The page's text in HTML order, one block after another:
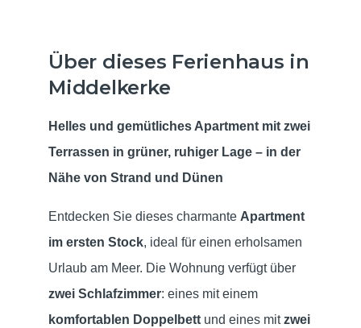
Über dieses Ferienhaus in
Middelkerke
Helles und gemütliches Apartment mit zwei
Terrassen in grüner, ruhiger Lage – in der
Nähe von Strand und Dünen
Entdecken Sie dieses charmante Apartment
im ersten Stock, ideal für einen erholsamen
Urlaub am Meer. Die Wohnung verfügt über
zwei Schlafzimmer: eines mit einem
komfortablen Doppelbett und eines mitzwei